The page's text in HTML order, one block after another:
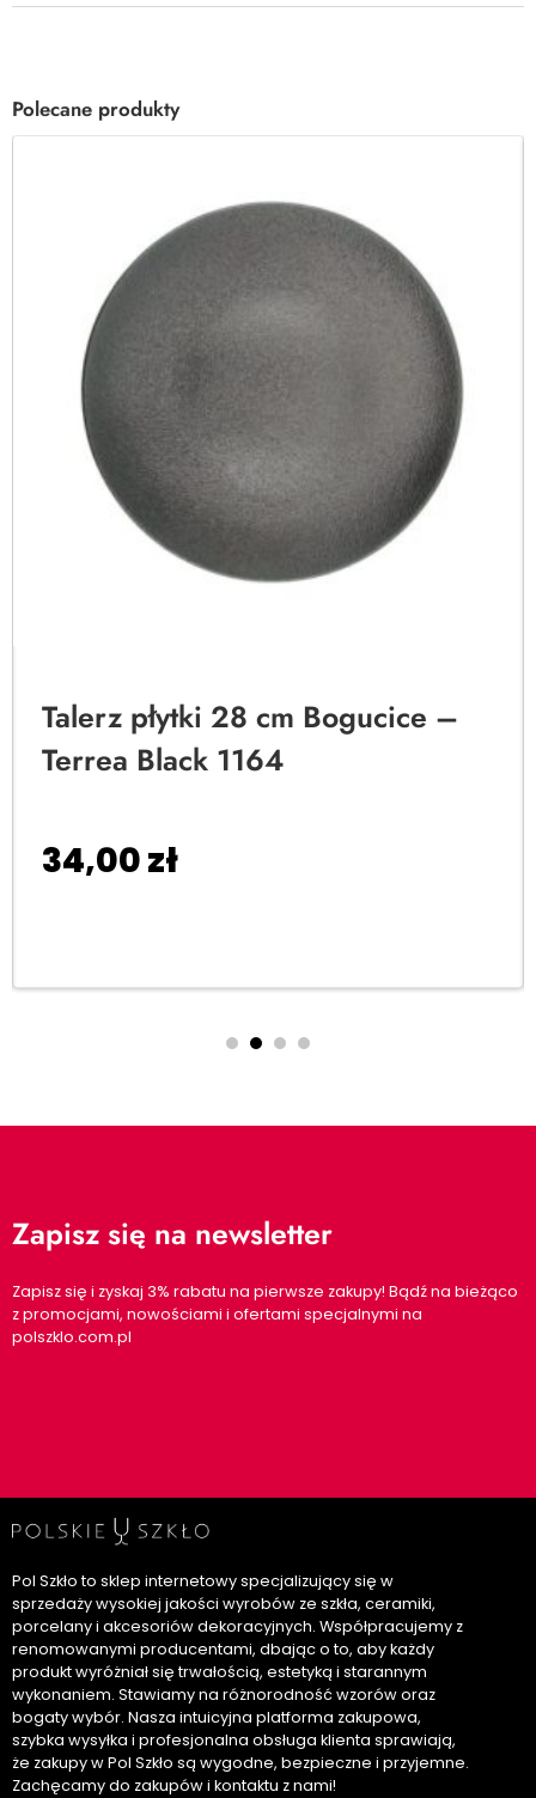
Polecane produkty
Talerz płytki 28 cm Bogucice –
Terrea Black 1164
34,00zł
Zapisz się na newsletter
Zapisz się i zyskaj 3% rabatu na pierwsze zakupy! Bądź na bieżąco
z promocjami, nowościami i ofertami specjalnymi na
polszklo.com.pl
Pol Szkło to sklep internetowy specjalizujący się w
sprzedaży wysokiej jakości wyrobów ze szkła, ceramiki,
porcelany i akcesoriów dekoracyjnych. Współpracujemy z
renomowanymi producentami, dbając o to, aby każdy
produkt wyróżniał się trwałością, estetyką i starannym
wykonaniem. Stawiamy na różnorodność wzorów oraz
bogaty wybór. Nasza intuicyjna platforma zakupowa,
szybka wysyłka i profesjonalna obsługa klienta sprawiają,
że zakupy w Pol Szkło są wygodne, bezpieczne i przyjemne.
Zachęcamy do zakupów i kontaktu z nami!